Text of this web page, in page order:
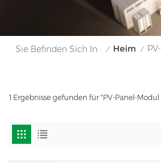
Sie Befinden Sich In : / Heim /
1 Ergebnisse gefunden für "PV-Panel-